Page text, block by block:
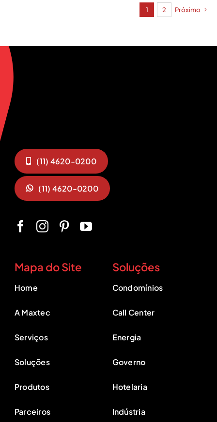
1 2 Próximo
(11) 4620-0200
(11) 4620-0200
Mapa do Site
Home
A Maxtec
Serviços
Soluções
Produtos
Parceiros
Soluções
Condomínios
Call Center
Energia
Governo
Hotelaria
Indústria